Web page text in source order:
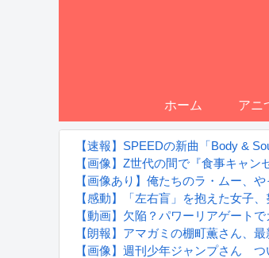
ホーム アニ
【速報】SPEEDの新曲「Body &
【画像】Z世代の間で『食事キャ
【画像あり】俺たちのラ・ムー、や
【感動】「左右盲」を抱えた女子
【動画】欠陥？パワーリアゲート
【朗報】アマガミの棚町薫さん、
【画像】週刊少年ジャンプさん つ